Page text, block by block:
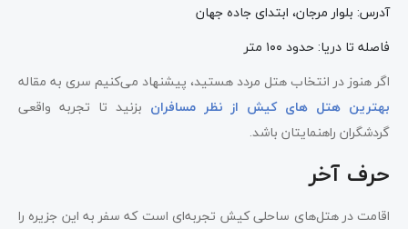
آدرس: بلوار مرجان، ابتدای جاده جهان
فاصله تا دریا: حدود ۱۰۰ متر
اگر هنوز در انتخاب هتل مردد هستید، پیشنهاد می‌کنیم سری به مقاله
بهترین هتل های کیش از نظر مسافران بزنید تا تجربه واقعی
گردشگران راهنمایتان باشد.
حرف آخر
اقامت در هتل‌های ساحلی کیش تجربه‌ای است که سفر به این جزیره را